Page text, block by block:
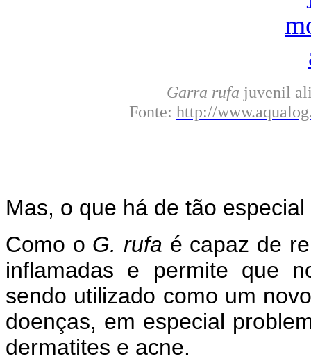
Garra rufa juvenil
Fonte: http://
Mas, o que há de tão
Como o G. rufa é capaz de
inflamadas e permite que
sendo utilizado como um
doenças, em especial
dermatites e acne.